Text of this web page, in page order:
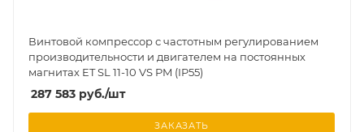
Винтовой компрессор с частотным регулированием
производительности и двигателем на постоянных
магнитах ET SL 11-10 VS PM (IP55)
287 583 руб./шт
ЗАКАЗАТЬ